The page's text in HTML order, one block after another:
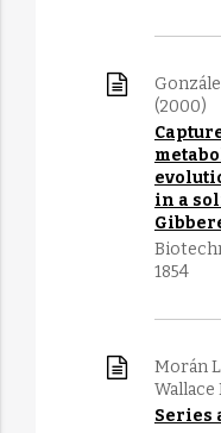
(2000)
in a
1854
Morán
Wallace
Series